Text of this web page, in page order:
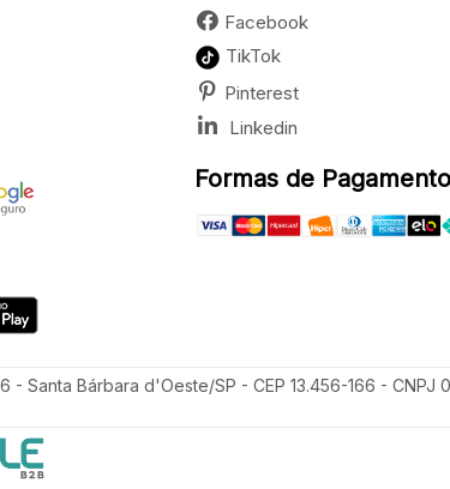
Facebook
TikTok
Pinterest
Linkedin
Formas de Pagamento
Santa Bárbara d'Oeste/SP - CEP 13.456-166 - CNPJ